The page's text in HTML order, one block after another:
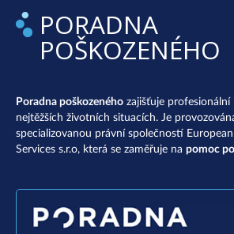
PORADNA
POŠKOZENÉHO
Poradna poškozeného zajišťuje
nejtěžších životních situacích. Je
specializovanou právní společností
Services s.r.o, která se zaměřuje na pomoc